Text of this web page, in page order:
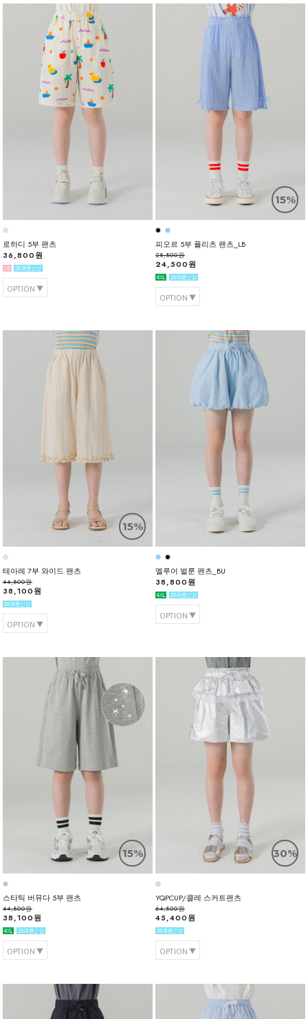
로하디 5부 팬츠
36,800원
OPTION
15%
피오르 5부 플리츠 팬츠_LB
28,800원
24,500원
OPTION
15%
테아레 7부 와이드 팬츠
44,800원
38,100원
OPTION
엘루어 벌룬 팬츠_BU
38,800원
OPTION
15%
스타틱 버뮤다 5부 팬츠
44,800원
38,100원
OPTION
30%
YQPCUP/클레 스커트팬츠
64,800원
45,400원
OPTION